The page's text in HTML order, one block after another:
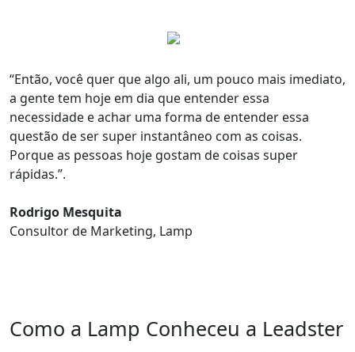
“Então, você quer que algo ali, um pouco mais imediato,
a gente tem hoje em dia que entender essa
necessidade e achar uma forma de entender essa
questão de ser super instantâneo com as coisas.
Porqueas pessoas hoje gostam de coisas super
rápidas.”.
Rodrigo Mesquita
Consultor de Marketing, Lamp
Como a Lamp Conheceu a Leadster